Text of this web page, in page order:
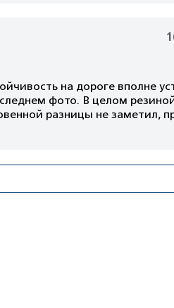
на дороге вполне
фото. В целом
разницы не заметил,